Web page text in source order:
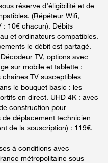
réserve d’éligibilité et de
(Répéteur Wifi,
: 10€ chacun). Débits
et ordinateurs compatibles.
le débit est partagé.
TV, options avec
sur mobile et tablette :
TV susceptibles
le bouquet basic : les
en direct. UHD 4K : avec
construction pour
déplacement technicien
de la souscription) : 119€.
à conditions avec
métropolitaine sous